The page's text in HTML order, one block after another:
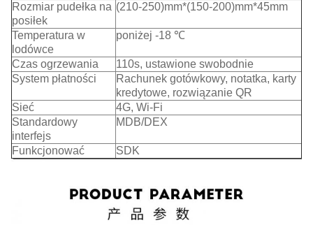
Rozmiar pudełka na
posiłek
(210-250)mm*(150-200)mm*45mm
Temperatura w
lodówce
poniżej -18 ℃
Czas ogrzewania
110s, ustawione swobodnie
System płatności
Rachunek gotówkowy, notatka, karty
kredytowe, rozwiązanie QR
Sieć
4G, Wi-Fi
Standardowy
interfejs
MDB/DEX
Funkcjonować SDK